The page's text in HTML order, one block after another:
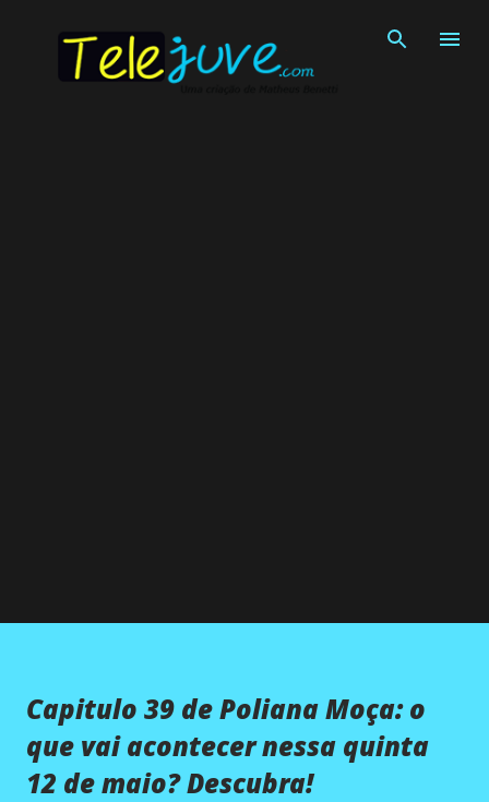
Capitulo 39 de Poliana Moça: o
que vai acontecer nessa quinta
12 de maio? Descubra!